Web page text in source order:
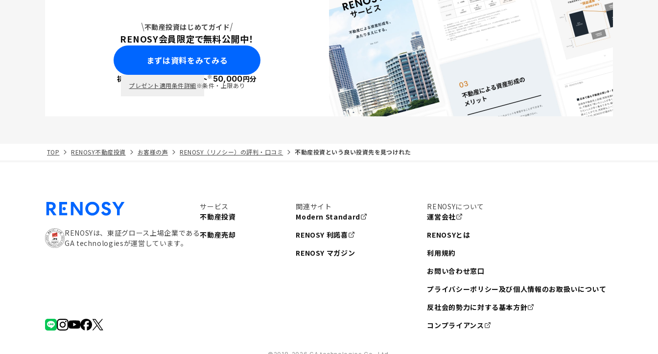
不動産投資はじめてガイド
RENOSY会員限定で無料公開中！
まずは資料をみてみる
初回面談で ポイント※50,000円分
プレゼント適用条件詳細※条件・上限あり
TOP RENOSY不動産投資 お客様の声 RENOSY（リノシー）の評判・口コミ 不動産投資という良い投資先を見つけれた
RENOSYは、東証グロース上場企業である
GA technologiesが運営しています。
サービス
不動産投資
不動産売却
関連サイト
Modern Standard
RENOSY 利諾喜
RENOSY マガジン
RENOSYについて
運営会社
RENOSYとは
利用規約
お問い合わせ窓口
プライバシーポリシー及び個人情報のお取扱いについて
反社会的勢力に対する基本方針
コンプライアンス